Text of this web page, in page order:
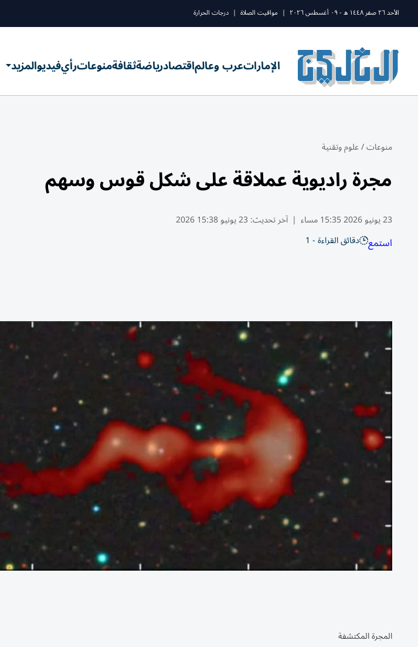
الأحد ٢٦ صفر ١٤٤٨ ه - ٠٩ أغسطس ٢٠٢٦ | مواقيت الصلاة | درجات الحرارة
الإماراتعرب وعالماقتصادرياضةثقافةمنوعاترأيفيديوالمزيد
منوعات/علوم وتقنية
مجرة راديوية عملاقة على شكل قوس وسهم
23 يونيو 2026 15:35 مساء | آخر تحديث: 23 يونيو 15:38 2026
استمع دقائق القراءة - 1
المجرة المكتشفة